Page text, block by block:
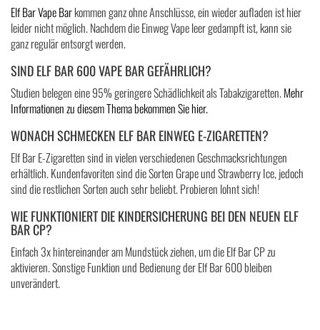
Elf Bar Vape Barkommen ganz ohne Anschlüsse, ein wieder aufladen ist hier
leider nicht möglich. Nachdem die Einweg Vape leer gedampft ist, kann sie
ganz regulär entsorgt werden.
SIND ELF BAR 600 VAPE BAR GEFÄHRLICH?
Studien belegen eine 95% geringere Schädlichkeit als Tabakzigaretten.Mehr
Informationen zu diesem Thema bekommen Sie hier.
WONACH SCHMECKEN ELF BAR EINWEG E-ZIGARETTEN?
Elf Bar E-Zigaretten sind in vielen verschiedenen Geschmacksrichtungen
erhältlich. Kundenfavoriten sind die Sorten Grape und Strawberry Ice, jedoch
sind die restlichen Sorten auch sehr beliebt. Probieren lohnt sich!
WIE FUNKTIONIERT DIE KINDERSICHERUNG BEI DEN NEUEN ELF
BAR CP?
Einfach 3x hintereinander am Mundstück ziehen, um die Elf Bar CP zu
aktivieren. Sonstige Funktion und Bedienung der Elf Bar 600 bleiben
unverändert.